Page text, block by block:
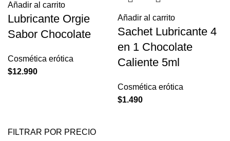
FILTRAR POR PRECIO
Añadir al carrito
Lubricante Orgie
Sabor Chocolate
Cosmética erótica
$12.990
Añadir al carrito
Sachet Lubricante 4
en 1 Chocolate
Caliente 5ml
Cosmética erótica
$1.490